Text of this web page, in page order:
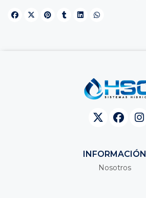
INFORMACIÓN
Nosotros